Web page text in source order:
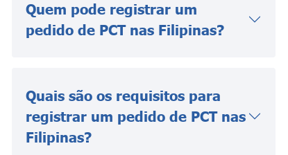
Quem pode registrar um
pedido de PCT nas Filipinas?
Quais são os requisitos para
registrar um pedido de PCT nas
Filipinas?